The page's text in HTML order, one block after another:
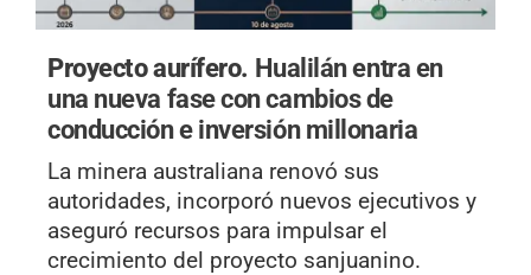
Proyecto aurífero. Hualilán entra en
una nueva fase con cambios de
conducción e inversión millonaria
La minera australiana renovó sus
autoridades, incorporó nuevos ejecutivos y
aseguró recursos para impulsar el
crecimiento del proyecto sanjuanino.